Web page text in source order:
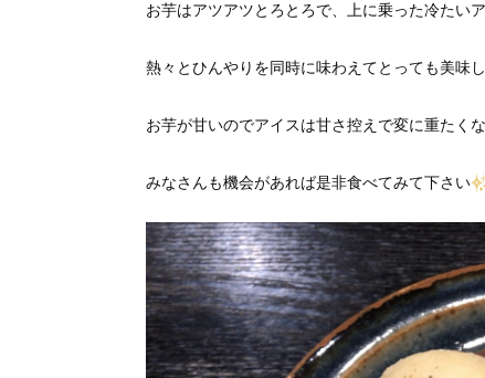
お芋はアツアツとろとろで、上に乗った冷たい
熱々とひんやりを同時に味わえてとっても美味
お芋が甘いのでアイスは甘さ控えで変に重たく
みなさんも機会があれば是非食べてみて下さい